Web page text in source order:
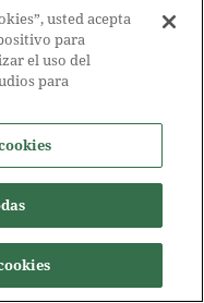
usted acepta
para
el uso del
para